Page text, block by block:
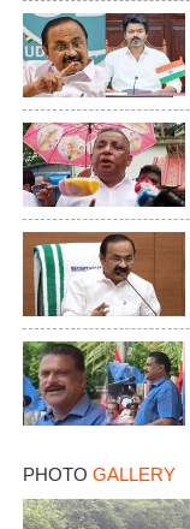
PHOTO GALLERY